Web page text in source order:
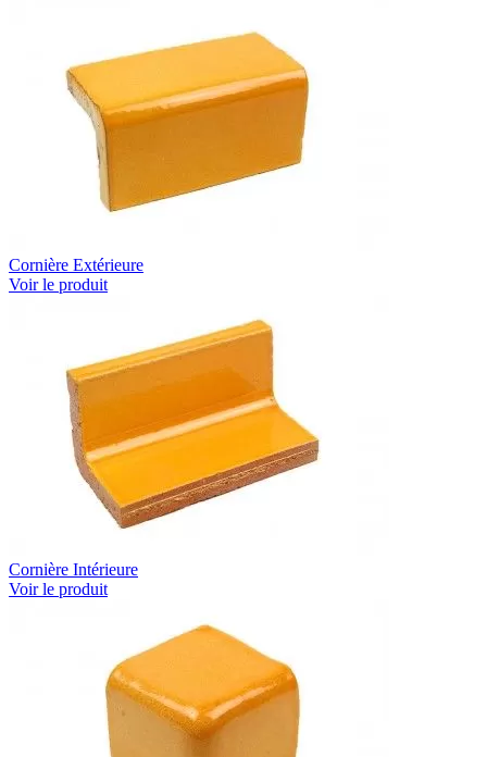
Cornière Extérieure
Voir le produit
Cornière Intérieure
Voir le produit